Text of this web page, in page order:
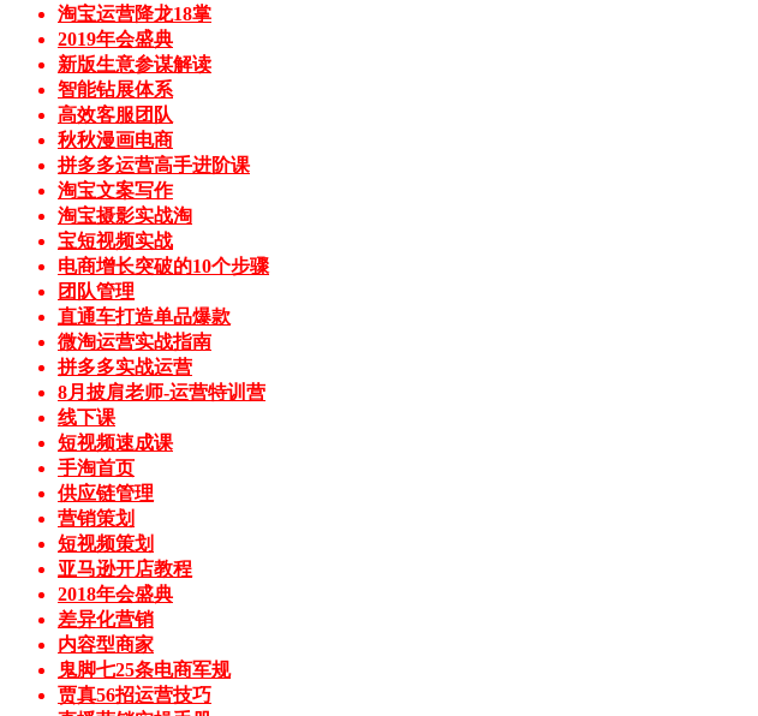
淘宝运营降龙18掌
2019年会盛典
新版生意参谋解读
智能钻展体系
高效客服团队
秋秋漫画电商
拼多多运营高手进阶课
淘宝文案写作
淘宝摄影实战淘
宝短视频实战
电商增长突破的10个步骤
团队管理
直通车打造单品爆款
微淘运营实战指南
拼多多实战运营
8月披肩老师-运营特训营
线下课
短视频速成课
手淘首页
供应链管理
营销策划
短视频策划
亚马逊开店教程
2018年会盛典
差异化营销
内容型商家
鬼脚七25条电商军规
贾真56招运营技巧